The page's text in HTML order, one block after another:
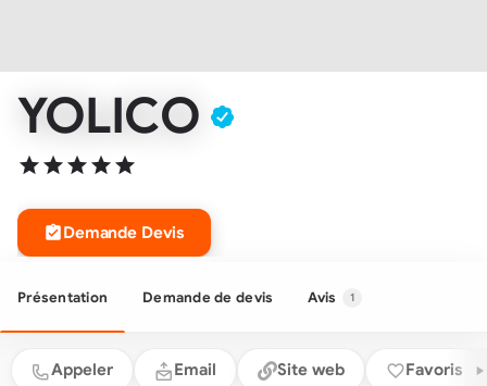
YOLICO
Demande Devis
Présentation Demande de devis Avis 1
Appeler Email Site web Favoris